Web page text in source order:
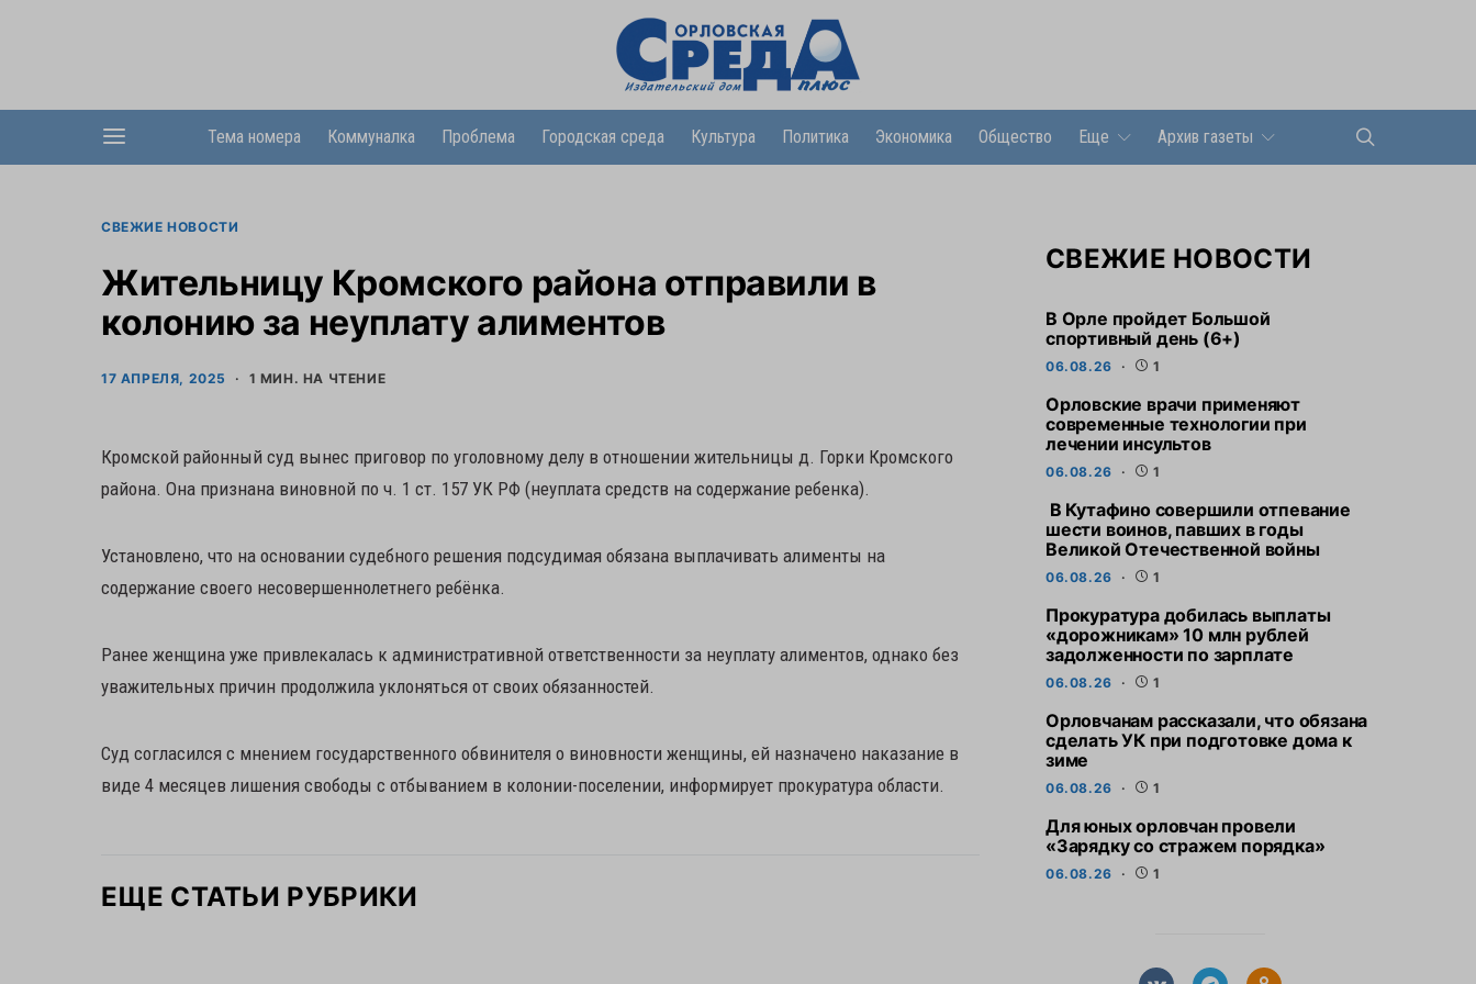
Тема номера Коммуналка Проблема Городская среда Культура Политика Экономика Общество Еще Архив газеты
СВЕЖИЕ НОВОСТИ
Жительницу Кромского района отправили в
колонию за неуплату алиментов
17 АПРЕЛЯ, 2025 1 МИН. НА ЧТЕНИЕ
Кромской районный суд вынес приговор по уголовному делу в отношении жительницы д. Горки Кромского
района. Она признана виновной по ч. 1 ст. 157 УК РФ (неуплата средств на содержание ребенка).
Установлено, что на основании судебного решения подсудимая обязана выплачивать алименты на
содержание своего несовершеннолетнего ребёнка.
Ранее женщина уже привлекалась к административной ответственности за неуплату алиментов, однако без
уважительных причин продолжила уклоняться от своих обязанностей.
Суд согласился с мнением государственного обвинителя о виновности женщины, ей назначено наказание в
виде 4 месяцев лишения свободы с отбыванием в колонии-поселении, информирует прокуратура области.
ЕЩЕ СТАТЬИ РУБРИКИ
СВЕЖИЕ НОВОСТИ
В Орле пройдет Большой
спортивный день (6+)
06.08.26 1
Орловские врачи применяют
современные технологии при
лечении инсультов
06.08.26 1
В Кутафино совершили отпевание
шести воинов, павших в годы
Великой Отечественной войны
06.08.26 1
Прокуратура добилась выплаты
«дорожникам» 10 млн рублей
задолженности по зарплате
06.08.26 1
Орловчанам рассказали, что обязана
сделать УК при подготовке дома к
зиме
06.08.26 1
Для юных орловчан провели
«Зарядку со стражем порядка»
06.08.26 1